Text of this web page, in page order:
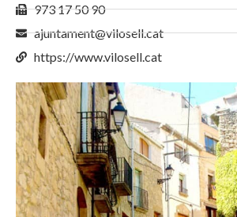
973 17 50 90
ajuntament@vilosell.cat
https://www.vilosell.cat